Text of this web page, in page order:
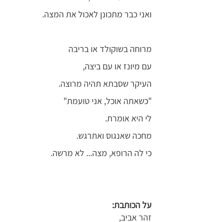
ואני כבר מתכונן לאכול את המצה.
מרוחה בשוקולד או בריבה
עם מיונז או עם ביצה,
העיקר שסבתא תהיה מרוצה.
"כשאתה אוכל, אני טועמת"
לי היא אומרת.
מחכה שאנגוס ואתרגש.
כי לה הרופא, מצה... לא מרשה.
על הכותבת:
זהר אביב,